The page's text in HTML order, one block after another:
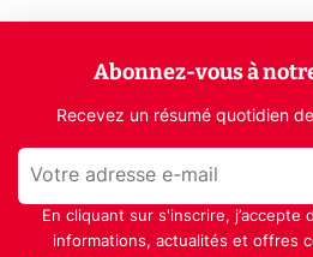
Abonnez-vous à
Recevez un résumé quotidien
En cliquant sur s'inscrire, j’accepte
informations, actualités et offres